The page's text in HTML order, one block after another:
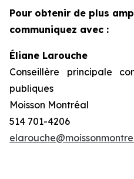
Pour obtenir de plus
communiquez avec :
Éliane Larouche
Conseillère principale
publiques
Moisson Montréal
514 701-4206